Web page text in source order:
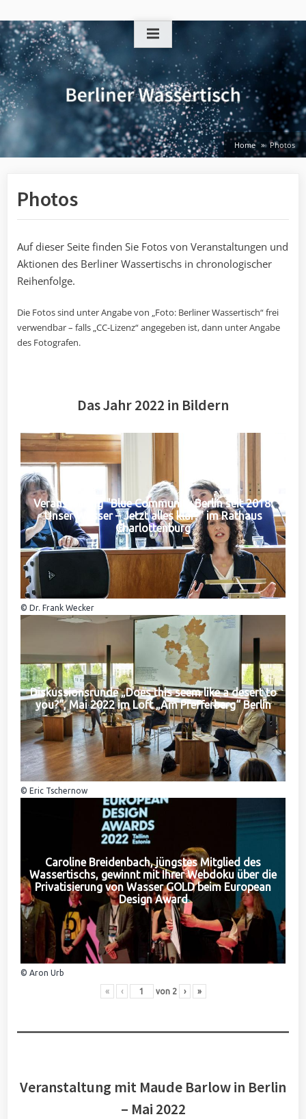
to
content
Home Photos
Photos
Auf dieser Seite finden Sie Fotos von Veranstaltungen und
Aktionen des Berliner Wassertischs in chronologischer
Reihenfolge.
Die Fotos sind unter Angabe von „Foto: Berliner Wassertisch“ frei
verwendbar – falls „CC-Lizenz“ angegeben ist, dann unter Angabe
des Fotografen.
Das Jahr 2022 in Bildern
Veranstaltung "Blue Community Berlin seit 2018:
Unser Wasser – Jetzt alles klar?" im Rathaus
Charlottenburg
© Dr. Frank Wecker
Diskussionsrunde „Does this seem like a desert to
you?“, Mai 2022 im Loft „Am Pfefferberg“ Berlin
© Eric Tschernow
Caroline Breidenbach, jüngstes Mitglied des
Wassertischs, gewinnt mit Ihrer Webdoku über die
Privatisierung von Wasser GOLD beim European
Design Award
© Aron Urb
« ‹ von 2 › »
Veranstaltung mit Maude Barlow in Berlin
– Mai 2022